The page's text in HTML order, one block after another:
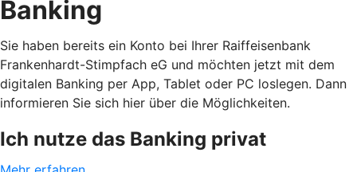
Banking
Sie haben bereits ein Konto bei Ihrer Raiffeisenbank
Frankenhardt-Stimpfach eG und möchten jetzt mit dem
digitalen Banking per App, Tablet oder PC loslegen. Dann
informieren Sie sich hier über die Möglichkeiten.
Ich nutze das Banking privat